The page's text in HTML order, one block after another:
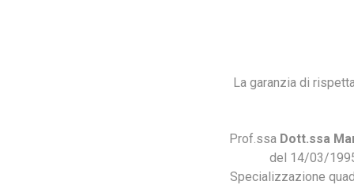
La garanzia di
Prof.ssa Dott.ssa
del 14/03/
Specializzazione